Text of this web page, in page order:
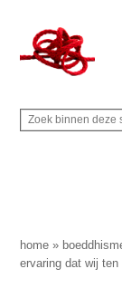
naar
de
inhoud
secondary
naar
de
sidebar
naar
de
Rechts
Z
p
d
Z
i
n
home »
ervaring dat wij